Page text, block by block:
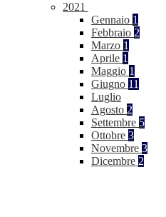
2021
Gennaio 1
Febbraio 2
Marzo 1
Aprile 1
Maggio 1
Giugno 11
Luglio
Agosto 2
Settembre 5
Ottobre 3
Novembre 3
Dicembre 2